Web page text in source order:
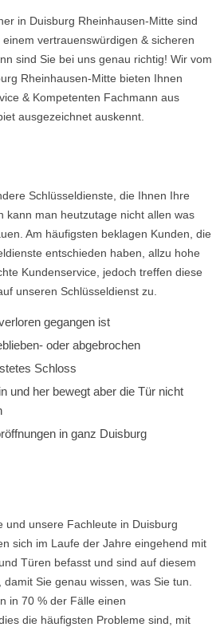
in Duisburg Rheinhausen-Mitte sind
vertrauenswürdigen & sicheren
sind Sie bei uns genau richtig! Wir vom
Rheinhausen-Mitte bieten Ihnen
& Kompetenten Fachmann aus
ausgezeichnet auskennt.
Schlüsseldienste, die Ihnen Ihre
kann man heutzutage nicht allen was
Am häufigsten beklagen Kunden, die
entschieden haben, allzu hohe
Kundenservice, jedoch treffen diese
unseren Schlüsseldienst zu.
gegangen ist
oder abgebrochen
Schloss
und her bewegt aber die Tür nicht
in ganz Duisburg
und unsere Fachleute in Duisburg
sich im Laufe der Jahre eingehend mit
Türen befasst und sind auf diesem
Sie genau wissen, was Sie tun.
in 70 % der Fälle einen
die häufigsten Probleme sind, mit